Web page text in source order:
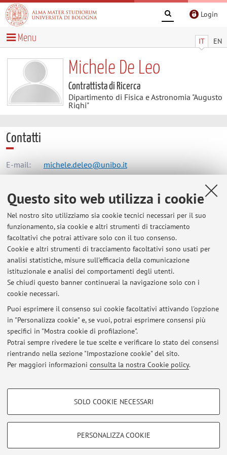
Questo sito web utilizza i cookie
Nel nostro sito utilizziamo sia cookie tecnici necessari per il suo
funzionamento, sia cookie e altri strumenti di tracciamento
facoltativi che potrai attivare solo con il tuo consenso.
Cookie e altri strumenti di tracciamento facoltativi sono usati per
analisi statistiche, misure sull'efficacia della comunicazione
istituzionale e analisi dei comportamenti degli utenti.
Se chiudi questo banner continuerai la navigazione solo con i
cookie necessari.
Puoi esprimere il consenso sui cookie facoltativi attivando l'opzione
in "Personalizza cookie" e, se vuoi, potrai esprimere consensi più
specifici in "Mostra cookie di profilazione".
Potrai sempre rivedere le tue scelte e verificare lo stato dei consensi
rientrando nella sezione "Impostazione cookie" del sito.
Per maggiori informazioni consulta la nostra Cookie policy.
COOKIE DI PROFILAZIONE - FACOLTATIVI
SOLO COOKIE NECESSARI
PERSONALIZZA COOKIE
Login
IT EN
Menu
Michele De Leo
Contrattista di Ricerca
Dipartimento di Fisica e Astronomia "Augusto
Righi"
Contatti
E-mail: michele.deleo@unibo.it
Dipartimento di Fisica e Astronomia "Augusto Righi"
Viale Berti Pichat 6/2, Bologna -Vai alla mappa
Risorse in rete
ORCID
Ultimi avvisi
Al momento non sono presenti avvisi.
Area riservata
Accedi tramiteloginper gestire tutti i contenuti del sito.